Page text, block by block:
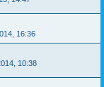
16:36
10:38